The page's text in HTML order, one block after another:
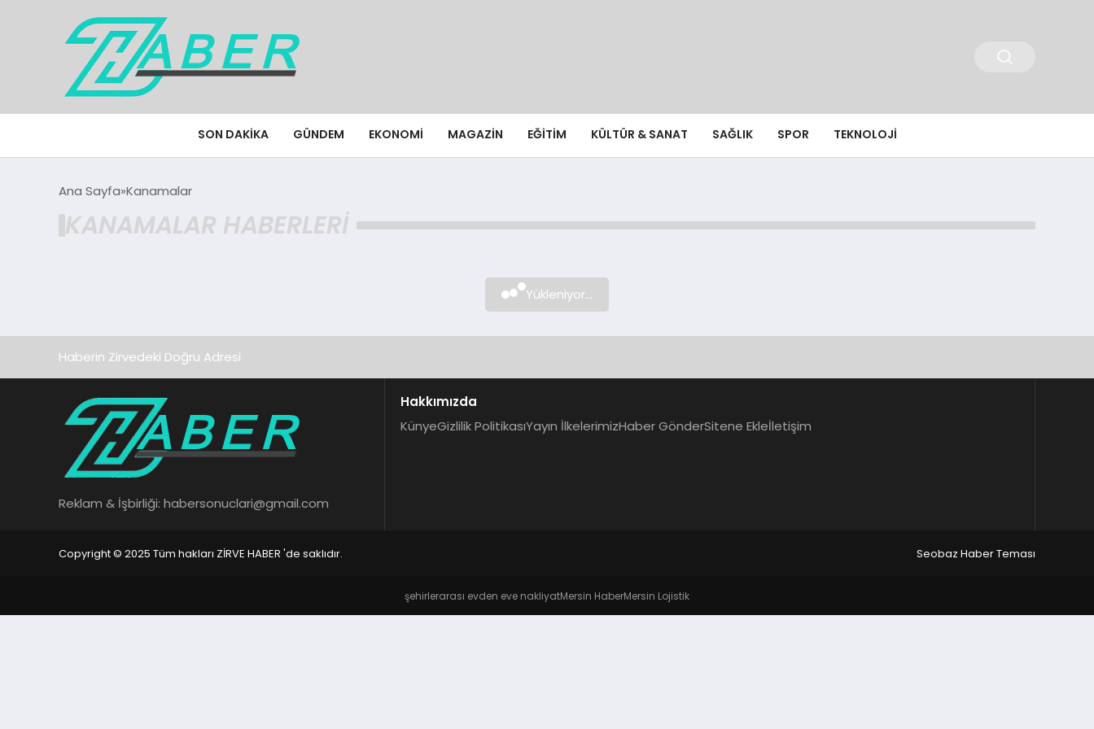
SON DAKIKA GÜNDEM EKONOMI MAGAZIN EĞITIM KÜLTÜR & SANAT SAĞLIK SPOR TEKNOLOJI
Ana Sayfa Kanamalar
KANAMALAR HABERLERI
Yükleniyor...
Haberin Zirvedeki Doğru Adresi
Reklam & İşbirliği: habersonuclari@gmail.com
Hakkımızda
KünyeGizlilik PolitikasıYayın İlkelerimizHaber GönderSitene Ekleİletişim
Copyright © 2025 Tüm hakları ZİRVE HABER 'de saklıdır. Seobaz Haber Teması
şehirlerarası evden eve nakliyatMersin HaberMersin Lojistik